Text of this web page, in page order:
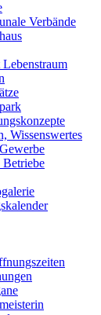
Verbände
Wissenswertes
Betriebe